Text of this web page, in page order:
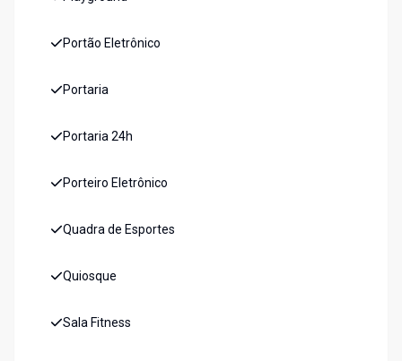
Portão Eletrônico
Portaria
Portaria 24h
Porteiro Eletrônico
Quadra de Esportes
Quiosque
Sala Fitness